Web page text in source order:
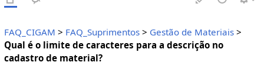
FAQ_CIGAM > FAQ_Suprimentos> Gestão de Materiais>
Qual é o limite de caracteres para a descrição no
cadastro de material?